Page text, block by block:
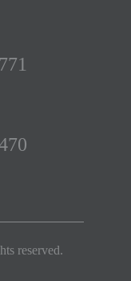
reserved.